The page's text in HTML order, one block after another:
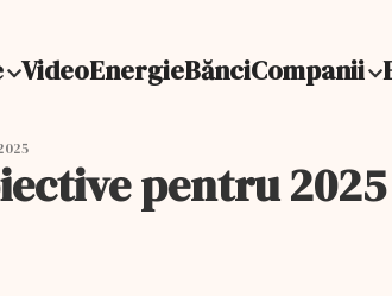
VideoEnergieBănciCompanii
pentru 2025